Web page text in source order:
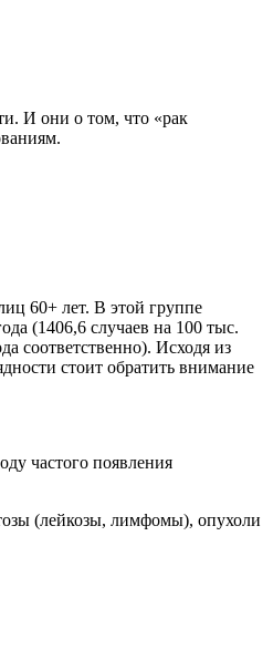
И они о том, что «рак
60+ лет. В этой группе
(1406,6 случаев на 100 тыс.
соответственно). Исходя из
стоит обратить внимание
частого появления
(лейкозы, лимфомы), опухоли